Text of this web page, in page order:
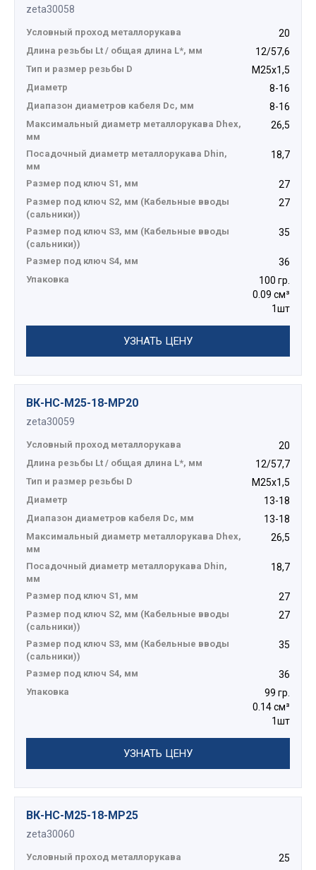
zeta30058
Условный проход металлорукава 20
Длина резьбы Lt / общая длина L*, мм 12/57,6
Тип и размер резьбы D М25х1,5
Диаметр 8-16
Диапазон диаметров кабеля Dc, мм 8-16
Максимальный диаметр металлорукава Dhex,
мм
26,5
Посадочный диаметр металлорукава Dhin,
мм
18,7
Размер под ключ S1, мм 27
Размер под ключ S2, мм (Кабельные вводы
(сальники))
27
Размер под ключ S3, мм (Кабельные вводы
(сальники))
35
Размер под ключ S4, мм 36
Упаковка
100 гр.
0.09 см³
1шт
УЗНАТЬ ЦЕНУ
ВК-НС-М25-18-МР20
zeta30059
Условный проход металлорукава 20
Длина резьбы Lt / общая длина L*, мм 12/57,7
Тип и размер резьбы D М25х1,5
Диаметр 13-18
Диапазон диаметров кабеля Dc, мм 13-18
Максимальный диаметр металлорукава Dhex,
мм
26,5
Посадочный диаметр металлорукава Dhin,
мм
18,7
Размер под ключ S1, мм 27
Размер под ключ S2, мм (Кабельные вводы
(сальники))
27
Размер под ключ S3, мм (Кабельные вводы
(сальники))
35
Размер под ключ S4, мм 36
Упаковка
99 гр.
0.14 см³
1шт
УЗНАТЬ ЦЕНУ
ВК-НС-М25-18-МР25
zeta30060
Условный проход металлорукава 25